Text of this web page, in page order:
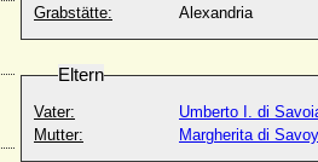
Grabstätte:
Alexandria
Eltern
Vater:
Umberto I. di
Mutter:
Margherita di